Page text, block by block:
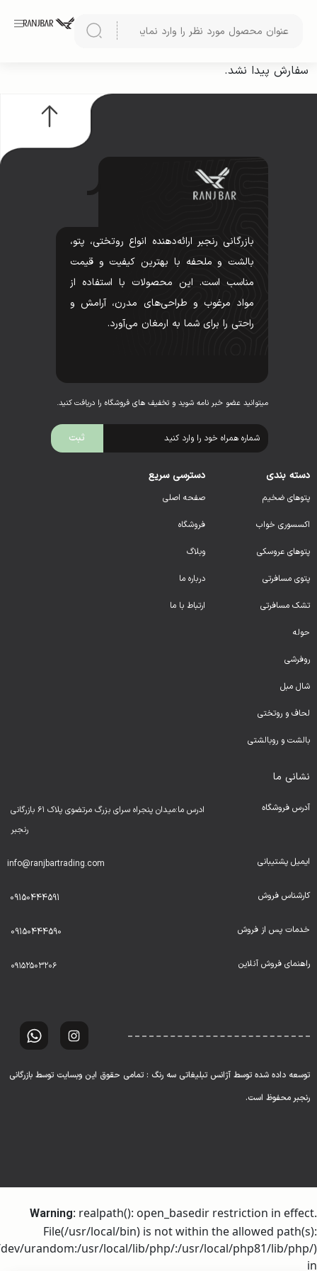
سفارش پیدا نشد.
بازرگانی رنجبر ارائه‌دهنده انواع روتختی، پتو،
بالشت و ملحفه با بهترین کیفیت و قیمت
مناسب است. این محصولات با استفاده از
مواد مرغوب و طراحی‌های مدرن، آرامش و
راحتی را برای شما به ارمغان می‌آورد.
میتوانید عضو خبر نامه شوید و تخفیف های فروشگاه را دریافت کنید.
دسته بندی
پتوهای ضخیم
اکسسوری خواب
پتوهای عروسکی
پتوی مسافرتی
تشک مسافرتی
حوله
روفرشی
شال مبل
لحاف و روتختی
بالشت و روبالشتی
دسترسی سریع
صفحه اصلی
فروشگاه
وبلاگ
درباره ما
ارتباط با ما
نشانی ما
آدرس فروشگاه
ادرس ما:میدان پنجراه سرای بزرگ مرتضوی پلاک ۶۱ بازرگانی
رنجبر
ایمیل پشتیبانی info@ranjbartrading.com
کارشناس فروش 09150444591
خدمات پس از فروش 09150444590
راهنمای فروش آنلاین ۰۹۱۵۲۵۰۳۲۰۶
توسعه داده شده توسط آژانس تبلیغاتی سه رنگ : تمامی حقوق این وبسایت توسط بازرگانی
رنجبر محفوظ است.
Warning: realpath(): open_basedir restriction in effect.
File(/usr/local/bin) is not within the allowed path(s):
urandom:/usr/local/lib/php/:/usr/local/php81/lib/php/)
in